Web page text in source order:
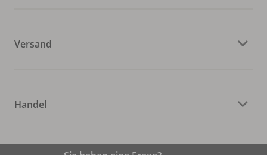
Versand
Handel